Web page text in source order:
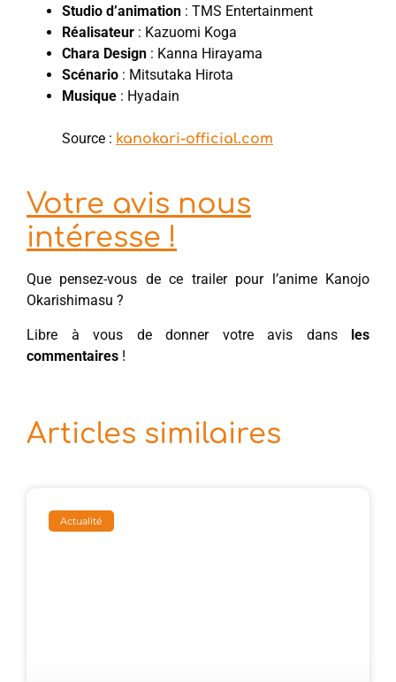
Studio d’animation : TMS Entertainment
Réalisateur : Kazuomi Koga
Chara Design : Kanna Hirayama
Scénario : Mitsutaka Hirota
Musique : Hyadain
Source : kanokari-official.com
Votre avis nous
intéresse !
Que pensez-vous de ce trailer pour l’anime Kanojo
Okarishimasu ?
Libre à vous de donner votre avis dans
les
commentaires !
Articles similaires
Actualité